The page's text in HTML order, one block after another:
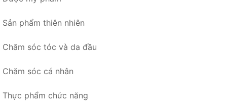
Sản phẩm thiên nhiên
Chăm sóc tóc và da đầu
Chăm sóc cá nhân
Thực phẩm chức năng